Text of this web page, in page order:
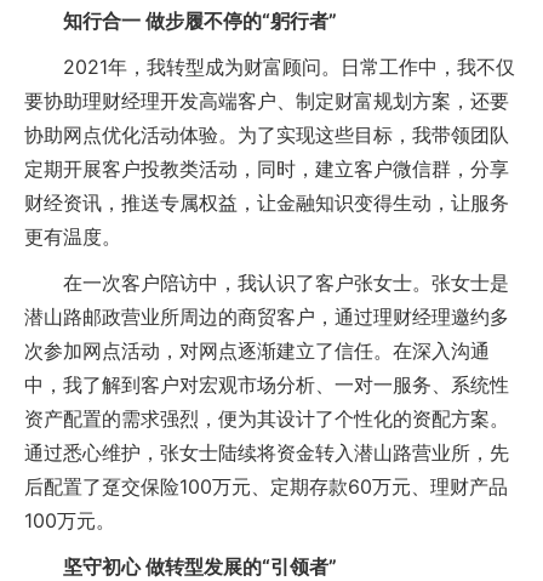
知行合一 做步履不停的“躬行者”
2021年，我转型成为财富顾问。日常工作中，我不仅
要协助理财经理开发高端客户、制定财富规划方案，还要
协助网点优化活动体验。为了实现这些目标，我带领团队
定期开展客户投教类活动，同时，建立客户微信群，分享
财经资讯，推送专属权益，让金融知识变得生动，让服务
更有温度。
在一次客户陪访中，我认识了客户张女士。张女士是
潜山路邮政营业所周边的商贸客户，通过理财经理邀约多
次参加网点活动，对网点逐渐建立了信任。在深入沟通
中，我了解到客户对宏观市场分析、一对一服务、系统性
资产配置的需求强烈，便为其设计了个性化的资配方案。
通过悉心维护，张女士陆续将资金转入潜山路营业所，先
后配置了趸交保险100万元、定期存款60万元、理财产品
100万元。
坚守初心 做转型发展的“引领者”